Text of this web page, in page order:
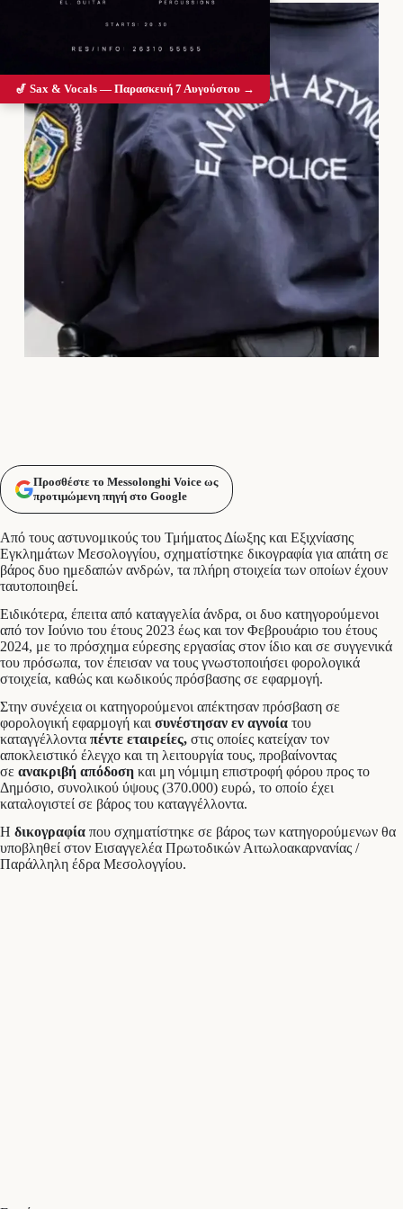
Προσθέστε το Messolonghi Voice ως
προτιμώμενη πηγή στο Google
Από τους αστυνομικούς του Τμήματος Δίωξης και Εξιχνίασης
Εγκλημάτων Μεσολογγίου, σχηματίστηκε δικογραφία για απάτη σε
βάρος δυο ημεδαπών ανδρών, τα πλήρη στοιχεία των οποίων έχουν
ταυτοποιηθεί.
Ειδικότερα, έπειτα από καταγγελία άνδρα, οι δυο κατηγορούμενοι
από τον Ιούνιο του έτους 2023 έως και τον Φεβρουάριο του έτους
2024, με το πρόσχημα εύρεσης εργασίας στον ίδιο και σε συγγενικά
του πρόσωπα, τον έπεισαν να τους γνωστοποιήσει φορολογικά
στοιχεία, καθώς και κωδικούς πρόσβασης σε εφαρμογή.
Στην συνέχεια οι κατηγορούμενοι απέκτησαν πρόσβαση σε
φορολογική εφαρμογή και συνέστησαν εν αγνοία του
καταγγέλλοντα πέντε εταιρείες, στις οποίες κατείχαν τον
αποκλειστικό έλεγχο και τη λειτουργία τους, προβαίνοντας
σε ανακριβή απόδοση και μη νόμιμη επιστροφή φόρου προς το
Δημόσιο, συνολικού ύψους (370.000) ευρώ, το οποίο έχει
καταλογιστεί σε βάρος του καταγγέλλοντα.
Η δικογραφία που σχηματίστηκε σε βάρος των κατηγορούμενων θα
υποβληθεί στον Εισαγγελέα Πρωτοδικών Αιτωλοακαρνανίας /
Παράλληλη έδρα Μεσολογγίου.
🎷 Sax & Vocals — Παρασκευή 7 Αυγούστου →